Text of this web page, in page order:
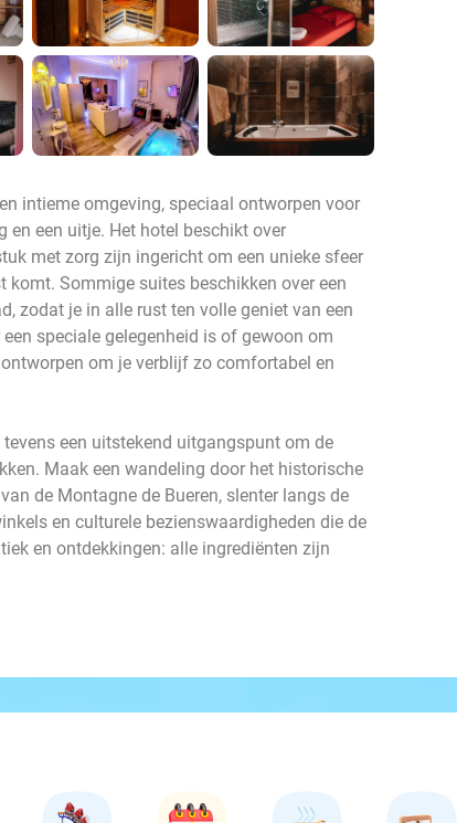
intieme omgeving, speciaal ontworpen voor
en een uitje. Het hotel beschikt over
met zorg zijn ingericht om een unieke sfeer
komt. Sommige suites beschikken over een
zodat je in alle rust ten volle geniet van een
speciale gelegenheid is of gewoon om
om je verblijf zo comfortabel en
een uitstekend uitgangspunt om de
Maak een wandeling door het historische
de Montagne de Bueren, slenter langs de
en culturele bezienswaardigheden die de
en ontdekkingen: alle ingrediënten zijn